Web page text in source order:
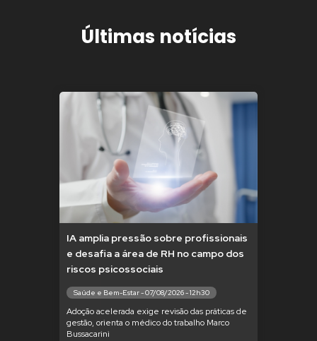
Últimas notícias
IA amplia pressão sobre profissionais
e desafia a área de RH no campo dos
riscos psicossociais
Saúde e Bem-Estar - 07/08/2026 - 12h30
Adoção acelerada exige revisão das práticas de
gestão, orienta o médico do trabalho Marco
Bussacarini